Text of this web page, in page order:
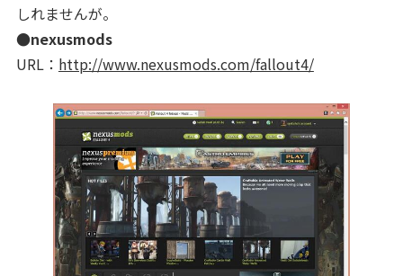
しれませんが。
●nexusmods
URL： http://www.nexusmods.com/fallout4/